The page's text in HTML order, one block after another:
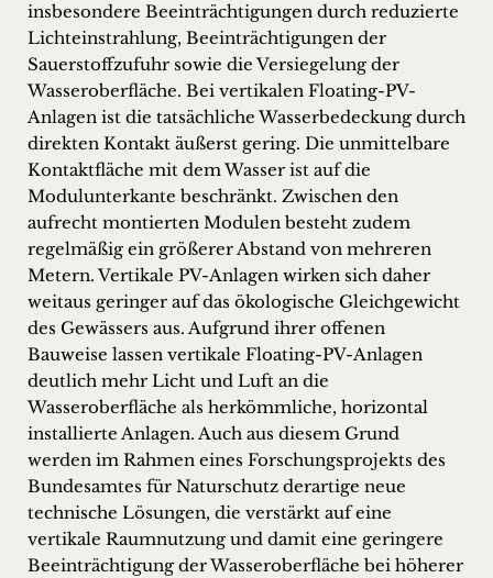
insbesondere Beeinträchtigungen durch reduzierte
Lichteinstrahlung, Beeinträchtigungen der
Sauerstoffzufuhr sowie die Versiegelung der
Wasseroberfläche. Bei vertikalen Floating-PV-
Anlagen ist die tatsächliche Wasserbedeckung durch
direkten Kontakt äußerst gering. Die unmittelbare
Kontaktfläche mit dem Wasser ist auf die
Modulunterkante beschränkt. Zwischen den
aufrecht montierten Modulen besteht zudem
regelmäßig ein größerer Abstand von mehreren
Metern. Vertikale PV-Anlagen wirken sich daher
weitaus geringer auf das ökologische Gleichgewicht
des Gewässers aus. Aufgrund ihrer offenen
Bauweise lassen vertikale Floating-PV-Anlagen
deutlich mehr Licht und Luft an die
Wasseroberfläche als herkömmliche, horizontal
installierte Anlagen. Auch aus diesem Grund
werden im Rahmen eines Forschungsprojekts des
Bundesamtes für Naturschutz derartige neue
technische Lösungen, die verstärkt auf eine
vertikale Raumnutzung und damit eine geringere
Beeinträchtigung der Wasseroberfläche bei höherer